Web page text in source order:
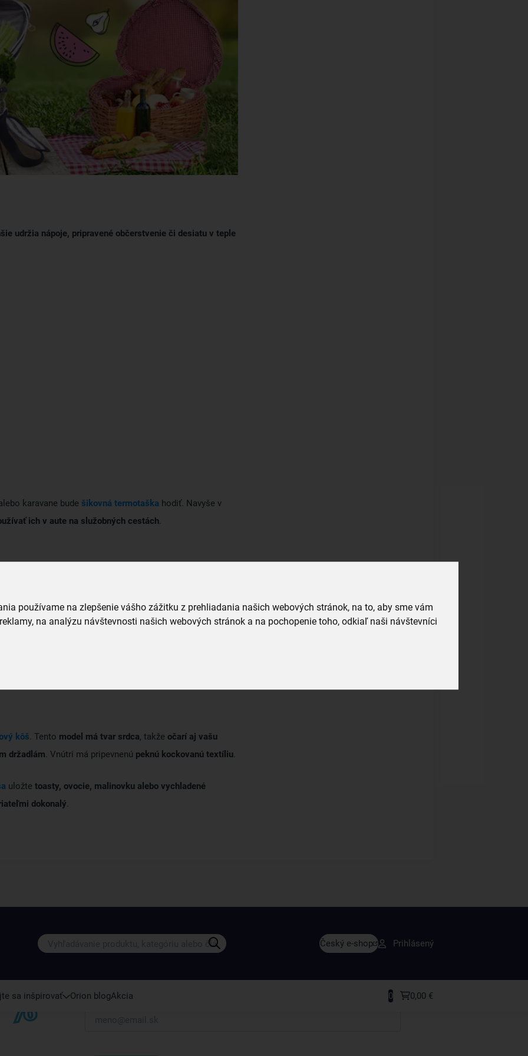
používame na zlepšenie vášho zážitku z prehliadania našich webových stránok, na to, aby sme vám
na analýzu návštevnosti našich webových stránok a na pochopenie toho, odkiaľ naši návštevníci
udržia nápoje, pripravené občerstvenie či desiatu v teple
karavane bude šikovná termotaška hodiť. Navyše v
ich v aute na služobných cestách.
dlhšie chladnú, ako keby ležala voľne na sedadle
tieto štýlové pruhované termotašky
kôš. Tento model má tvar srdca, takže očarí aj vašu
držadlám. Vnútri má pripevnenú peknú kockovanú textíliu.
uložte toasty, ovocie, malinovku alebo vychladené
dokonalý.
Český e-shop Prihlásený
sa inšpirovať Orion blogAkcia 0 0,00 €
Prihláste sa k odberu nášho newslettera.
Váš e-mail